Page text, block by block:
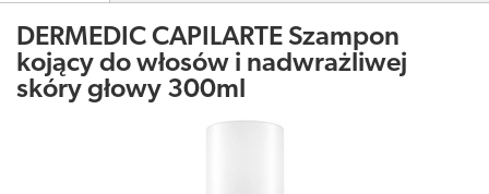
DERMEDIC CAPILARTE Szampon
kojący do włosów i nadwrażliwej
skóry głowy 300ml